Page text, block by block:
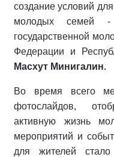
создание условий
молодых семей
государственной
Федерации и
Масхут Минигалин.
Во время всего
фотослайдов,
активную жизнь
мероприятий и
для жителей